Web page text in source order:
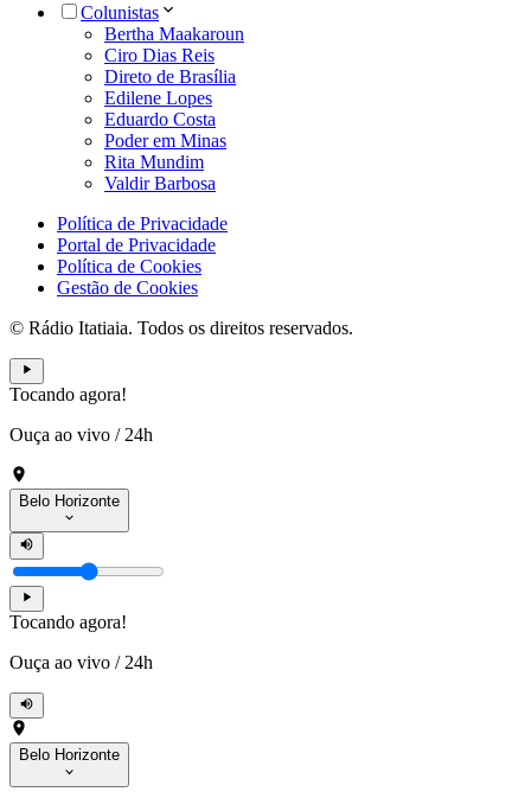
Colunistas
Bertha Maakaroun
Ciro Dias Reis
Direto de Brasília
Edilene Lopes
Eduardo Costa
Poder em Minas
Rita Mundim
Valdir Barbosa
Política de Privacidade
Portal de Privacidade
Política de Cookies
Gestão de Cookies
© Rádio Itatiaia. Todos os direitos reservados.
Tocando agora!
Ouça ao vivo / 24h
Belo Horizonte
Tocando agora!
Ouça ao vivo / 24h
Belo Horizonte